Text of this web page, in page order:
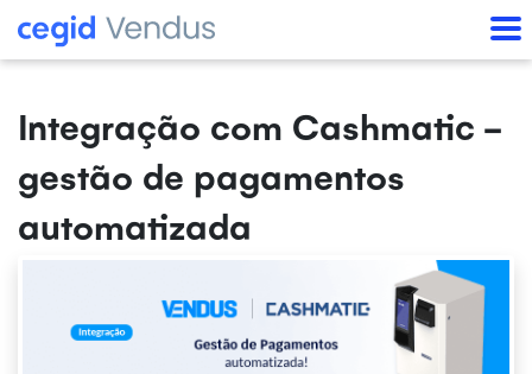
Integração com Cashmatic -
gestão de pagamentos
automatizada